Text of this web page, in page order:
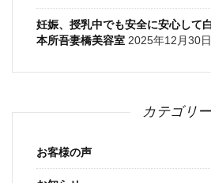
妊娠、授乳中でも安全に安心して
本所吾妻橋美容室 2025年12月30日
カテゴリー
お客様の声